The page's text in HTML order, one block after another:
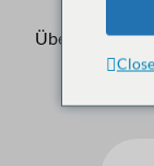
Über 50,000